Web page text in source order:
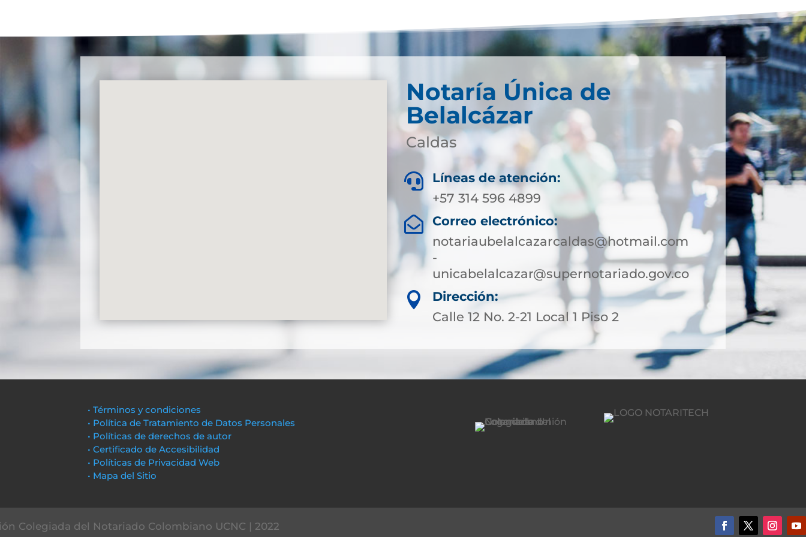
Notaría Única de
Belalcázar
Caldas

Líneas de atención:
+57 314 596 4899

Correo electrónico:
notariaubelalcazarcaldas@hotmail.com
-
unicabelalcazar@supernotariado.gov.co

Dirección:
Calle 12 No. 2-21 Local 1 Piso 2
• Términos y condiciones
• Política de Tratamiento de Datos Personales
• Políticas de derechos de autor
• Certificado de Accesibilidad
• Políticas de Privacidad Web
• Mapa del Sitio
Colegiada del Notariado Colombiano UCNC | 2022